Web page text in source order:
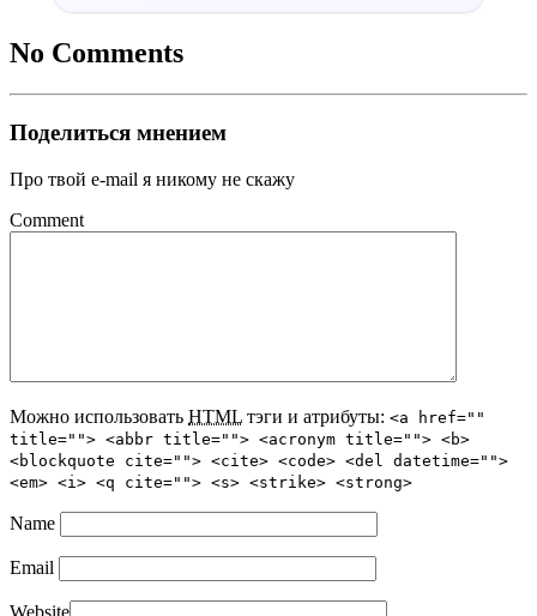
No Comments
Поделиться мнением
Про твой e-mail я никому не скажу
Comment
Можно использовать HTML тэги и атрибуты: <a href=""
title=""> <abbr title=""> <acronym title=""> <b>
<blockquote cite=""> <cite> <code> <del datetime="">
<em> <i> <q cite=""> <s> <strike> <strong>
Name
Email
Website